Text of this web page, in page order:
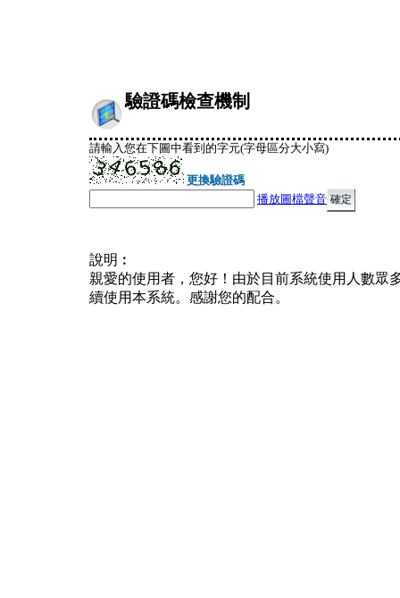
驗證碼檢查機制
請輸入您在下圖中看到的字元(字母區分大小寫)
更換驗證碼
播放圖檔聲音
說明︰
親愛的使用者，您好！由於目前系統使用人數眾
續使用本系統。感謝您的配合。